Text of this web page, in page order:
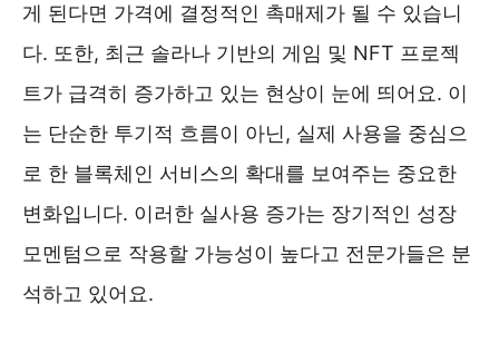
게 된다면 가격에 결정적인 촉매제가 될 수 있습니
다. 또한, 최근 솔라나 기반의 게임 및 NFT 프로젝
트가 급격히 증가하고 있는 현상이 눈에 띄어요. 이
는 단순한 투기적 흐름이 아닌, 실제 사용을 중심으
로 한 블록체인 서비스의 확대를 보여주는 중요한
변화입니다. 이러한 실사용 증가는 장기적인 성장
모멘텀으로 작용할 가능성이 높다고 전문가들은 분
석하고 있어요.